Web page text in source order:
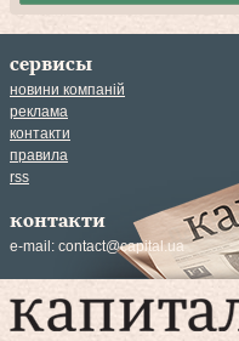
сервисы
новини компаній
реклама
контакти
правила
rss
контакти
e-mail: contact@capital.ua